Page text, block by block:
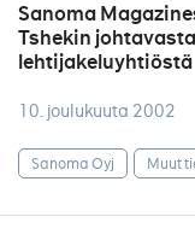
Sanoma
Tshekin johtavasta
lehtijakeluyhtiöstä
10. joulukuuta 2002
Sanoma Oyj Muut